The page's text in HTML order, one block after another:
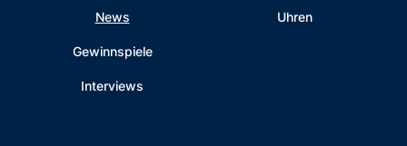
News
Gewinnspiele
Interviews
Uhren